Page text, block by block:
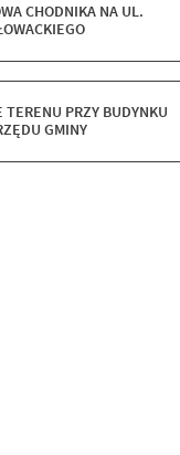
CHODNIKA NA UL.
PRZY BUDYNKU
GMINY